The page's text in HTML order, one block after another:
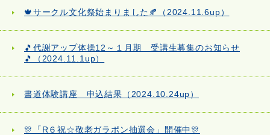
🍁サークル文化祭始まりました🍂（2024.11.6up）
🎵代謝アップ体操12～１月期 受講生募集のお知らせ
🎵（2024.11.1up）
書道体験講座 申込結果（2024.10.24up）
🎊「R６祝☆敬老ガラポン抽選会」開催中🎊